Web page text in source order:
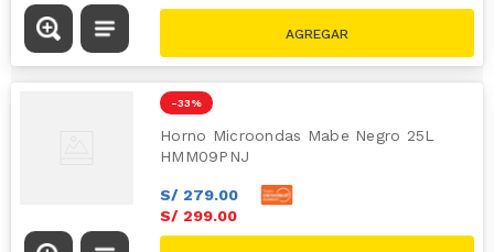
-33 %
Horno Microondas Mabe Negro 25L
HMM09PNJ
S/ 279.00
S/ 299.00
S/449.00